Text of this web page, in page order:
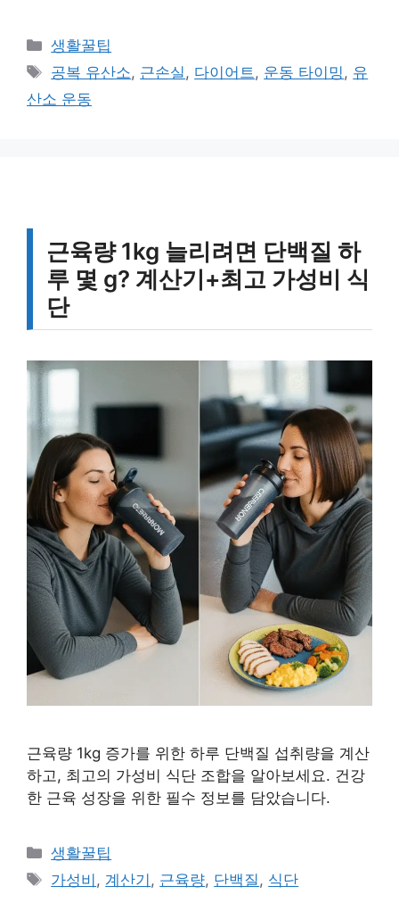
카
테
고
리
생활꿀팁
태
그
공복 유산소, 근손실 , 다이어트 , 운동 타이밍 , 유
산소 운동
근육량 1kg 늘리려면 단백질 하
루 몇 g? 계산기+최고 가성비 식
단
근육량 1kg 증가를 위한 하루 단백질 섭취량을 계산
하고, 최고의 가성비 식단 조합을 알아보세요. 건강
한 근육 성장을 위한 필수 정보를 담았습니다.
카
테
고
생활꿀팁
태
가성비 , 계산기 , 근육량, 단백질 , 식단